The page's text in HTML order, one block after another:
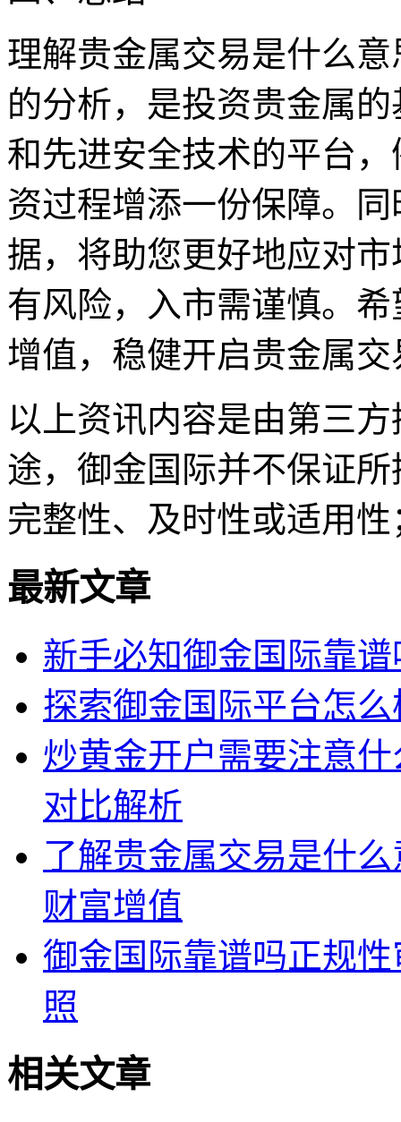
理解贵金属交易是什么
的分析，是投资贵金属
和先进安全技术的平台
资过程增添一份保障。
据，将助您更好地应对
有风险，入市需谨慎。
增值，稳健开启贵金属
以上资讯内容是由第三
途，御金国际并不保证
完整性、及时性或适用
最新文章
新手必知御金国际靠
探索御金国际平台怎
炒黄金开户需要注意
对比解析
了解贵金属交易是什
财富增值
御金国际靠谱吗正规
照
相关文章